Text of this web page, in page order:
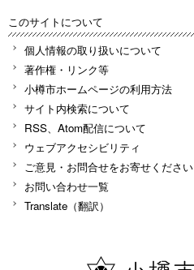
このサイトについて
個人情報の取り扱いについて
著作権・リンク等
小樽市ホームページの利用方法
サイト内検索について
RSS、Atom配信について
ウェブアクセシビリティ
ご意見・お問合せをお寄せください
お問い合わせ一覧
Translate（翻訳）